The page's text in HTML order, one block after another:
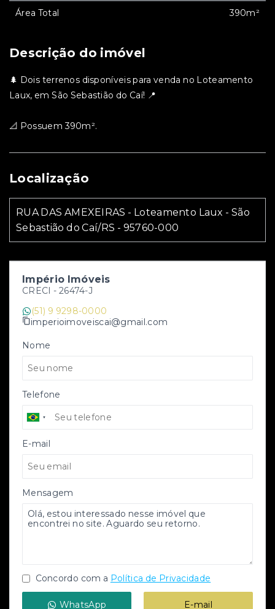
Império Imóveis
CRECI - 26474-J
(51) 9 9298-0000
imperioimoveiscai@gmail.com
Nome
Telefone
E-mail
Mensagem
Concordo com a Política de Privacidade
WhatsApp E-mail
Descrição do imóvel
🌲 Dois terrenos disponíveis para venda no Loteamento
Laux, em São Sebastião do Caí! 📍
📐 Possuem 390m².
Localização
RUA DAS AMEXEIRAS - Loteamento Laux - São
Sebastião do Caí/RS - 95760-000
Área Total 390m²